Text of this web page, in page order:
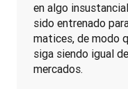
en algo
sido entrenado
matices, de modo
siga siendo igual
mercados.